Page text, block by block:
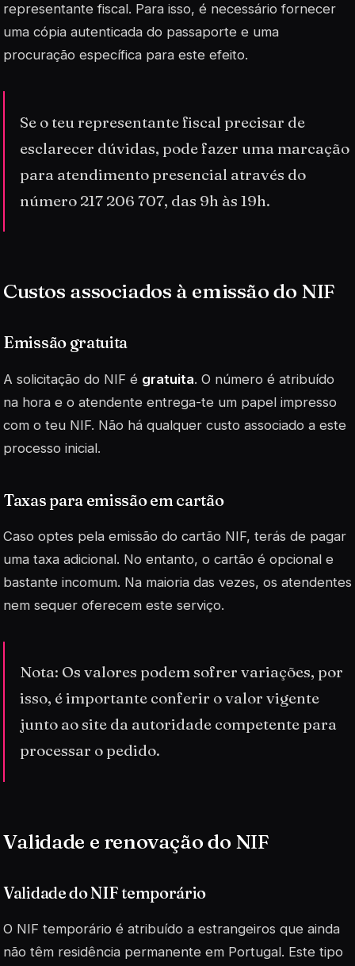
representante fiscal. Para isso, é necessário fornecer
uma cópia autenticada do passaporte e uma
procuração específica para este efeito.
Se o teu representante fiscal precisar de
esclarecer dúvidas, pode fazer uma marcação
para atendimento presencial através do
número 217 206 707, das 9h às 19h.
Custos associados à emissão do NIF
Emissão gratuita
A solicitação do NIF é gratuita. O número é atribuído
na hora e o atendente entrega-te um papel impresso
com o teu NIF. Não há qualquer custo associado a este
processo inicial.
Taxas para emissão em cartão
Caso optes pela emissão do cartão NIF, terás de pagar
uma taxa adicional. No entanto, o cartão é opcional e
bastante incomum. Na maioria das vezes, os atendentes
nem sequer oferecem este serviço.
Nota: Os valores podem sofrer variações, por
isso, é importante conferir o valor vigente
junto ao site da autoridade competente para
processar o pedido.
Validade e renovação do NIF
Validade do NIF temporário
O NIF temporário é atribuído a estrangeiros que ainda
não têm residência permanente em Portugal. Este tipo